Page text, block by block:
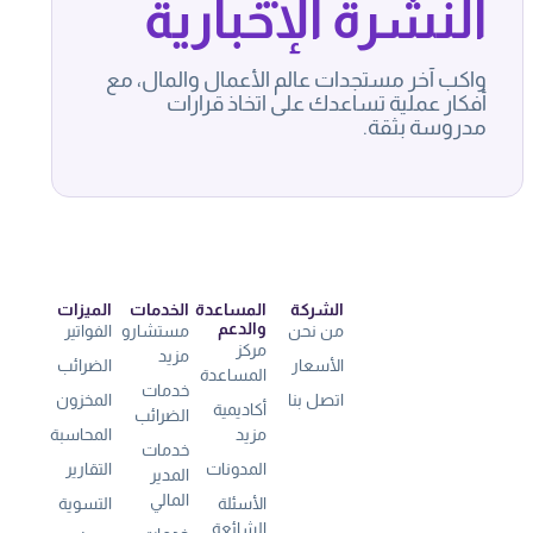
النشرة الإخبارية
واكب آخر مستجدات عالم الأعمال والمال، مع
أفكار عملية تساعدك على اتخاذ قرارات
مدروسة بثقة.
الميزات
الفواتير
الضرائب
المخزون
المحاسبة
التقارير
التسوية
الخدمات
مستشارو
مزيد
خدمات
الضرائب
خدمات
المدير
المالي
المساعدة
والدعم
مركز
المساعدة
أكاديمية
مزيد
المدونات
الأسئلة
الشائعة
الشركة
من نحن
الأسعار
اتصل بنا